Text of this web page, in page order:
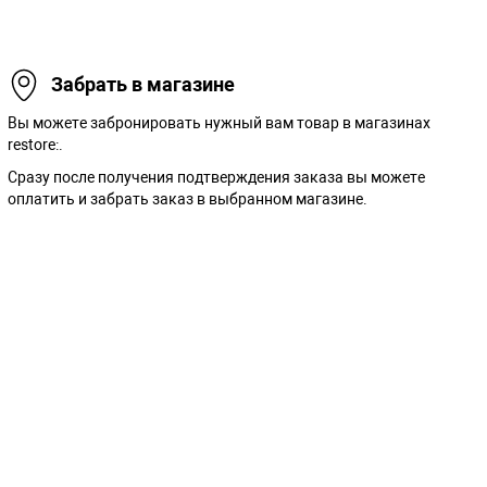
Забрать в магазине
Вы можете забронировать нужный вам товар в магазинах
restore:.
Сразу после получения подтверждения заказа вы можете
оплатить и забрать заказ в выбранном магазине.